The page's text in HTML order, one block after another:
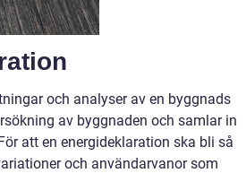
och analyser av en byggnads
av byggnaden och samlar in
att en energideklaration ska bli så
och användarvanor som